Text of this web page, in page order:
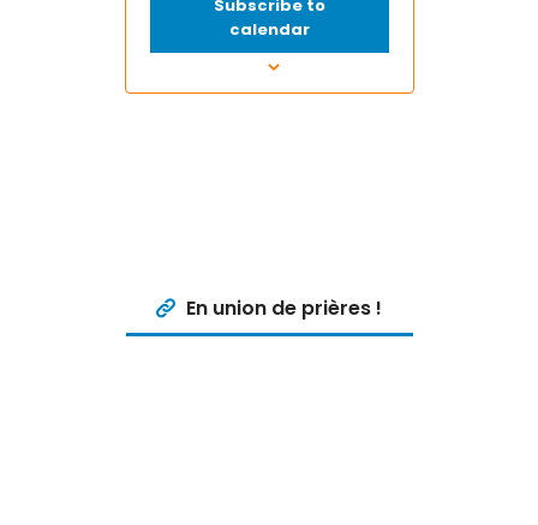
Subscribe to
calendar
En union de prières !